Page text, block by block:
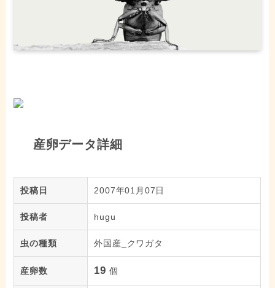
産卵データ詳細
投稿日 2007年01月07日
投稿者 hugu
虫の種類 外国産_クワガタ
産卵数 19 個